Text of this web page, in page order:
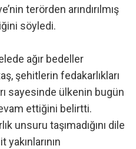
terörden arındırılmış
söyledi.
ağır bedeller
şehitlerin fedakarlıkları
sayesinde ülkenin bugün
ettiğini belirtti.
unsuru taşımadığını dile